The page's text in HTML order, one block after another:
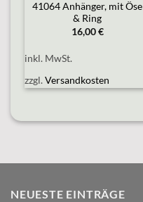
41064 Anhänger, mit Öse
& Ring
16,00€
inkl. MwSt.
zzgl.Versandkosten
NEUESTE EINTRÄGE